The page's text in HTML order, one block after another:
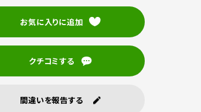
お気に入りに追加
クチコミする
間違いを報告する